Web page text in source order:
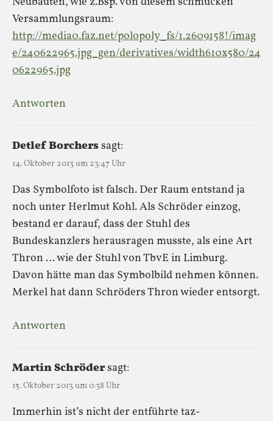
Versammlungsraum:
http://media0.faz.net/polopoly_fs/1.2609158!/imag
e/240622965.jpg_gen/derivatives/width610x580/24
0622965.jpg
Antworten
Detlef Borcherssagt:
14. Oktober 2013 um 23:47 Uhr
Das Symbolfoto ist falsch. Der Raum entstand ja
noch unter Herlmut Kohl. Als Schröder einzog,
bestand er darauf, dass der Stuhl des
Bundeskanzlers herausragen musste, als eine Art
Thron … wie der Stuhl von TbvE in Limburg.
Davon hätte man das Symbolbild nehmen können.
Merkel hat dann Schröders Thron wieder entsorgt.
Antworten
Martin Schrödersagt:
15. Oktober 2013 um 0:38 Uhr
Immerhin ist’s nicht der entführte taz-